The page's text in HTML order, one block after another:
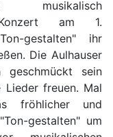
musikalisch
am 1.
gestalten" ihr
Die Aulhauser
geschmückt sein
freuen. Mal
fröhlicher und
gestalten" um